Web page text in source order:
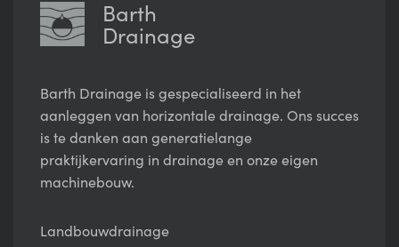
Barth
Drainage
Barth Drainage is gespecialiseerd in het
aanleggen van horizontale drainage. Ons succes
is te danken aan generatielange
praktijkervaring in drainage en onze eigen
machinebouw.
Landbouwdrainage